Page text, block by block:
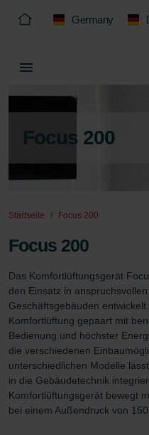
Germany
Focus 200
Startseite Focus 200
Focus 200
Das Komfortlüftungsgerät
den Einsatz in
Geschäftsgebäuden
Komfortlüftung gepaart mit
Bedienung und höchster
die verschiedenen
unterschiedlichen Modelle
in die Gebäudetechnik
Komfortlüftungsgerät bewegt
bei einem Außendruck von 150